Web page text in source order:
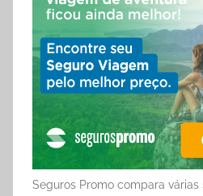
Seguros Promo compara várias